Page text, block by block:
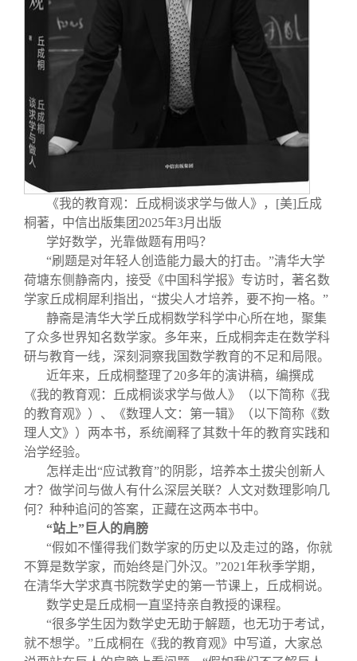
《我的教育观：丘成桐谈求学与做人》，[美]丘成
桐著，中信出版集团2025年3月出版
学好数学，光靠做题有用吗？
“刷题是对年轻人创造能力最大的打击。”清华大学
荷塘东侧静斋内，接受《中国科学报》专访时，著名数
学家丘成桐犀利指出，“拔尖人才培养，要不拘一格。”
静斋是清华大学丘成桐数学科学中心所在地，聚集
了众多世界知名数学家。多年来，丘成桐奔走在数学科
研与教育一线，深刻洞察我国数学教育的不足和局限。
近年来，丘成桐整理了20多年的演讲稿，编撰成
《我的教育观：丘成桐谈求学与做人》（以下简称《我
的教育观》）、《数理人文：第一辑》（以下简称《数
理人文》）两本书，系统阐释了其数十年的教育实践和
治学经验。
怎样走出“应试教育”的阴影，培养本土拔尖创新人
才？做学问与做人有什么深层关联？人文对数理影响几
何？种种追问的答案，正藏在这两本书中。
“站上”巨人的肩膀
“假如不懂得我们数学家的历史以及走过的路，你就
不算是数学家，而始终是门外汉。”2021年秋季学期，
在清华大学求真书院数学史的第一节课上，丘成桐说。
数学史是丘成桐一直坚持亲自教授的课程。
“很多学生因为数学史无助于解题，也无功于考试，
就不想学。”丘成桐在《我的教育观》中写道，大家总